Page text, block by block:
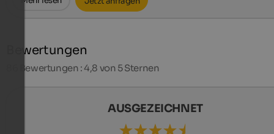
Bewertungen
Bewertungen : 4,8 von 5 Sternen
AUSGEZEICHNET